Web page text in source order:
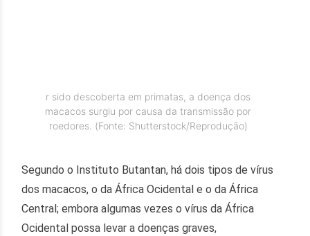
r sido descoberta em primatas, a doença dos
macacos surgiu por causa da transmissão por
roedores. (Fonte: Shutterstock/Reprodução)
Segundo o Instituto Butantan, há dois tipos de vírus
dos macacos, o da África Ocidental e o da África
Central; embora algumas vezes o vírus da África
Ocidental possa levar a doenças graves,